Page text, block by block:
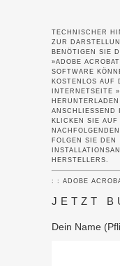
TECHNISCHER
ZUR
BENÖTIGEN SIE
»ADOBE
SOFTWARE
KOSTENLOS AUF
INTERNETSEITE
ANSCHLIESSEND
KLICKEN SIE AUF
FOLGEN SIE DEN
HERSTELLERS.
: : ADOBE
JETZT
Dein Name